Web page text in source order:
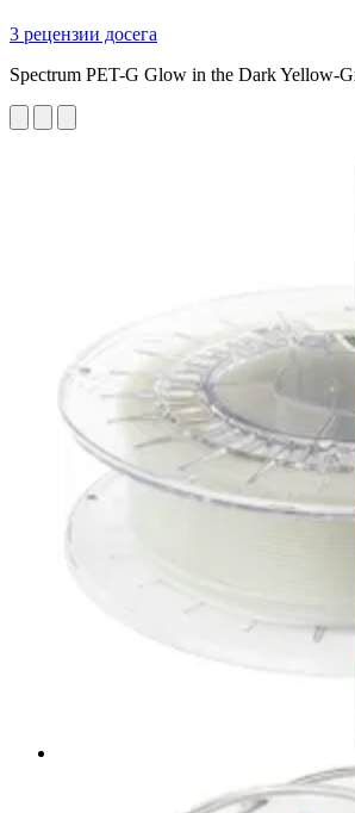
3 рецензии досега
Spectrum PET-G Glow in the Dark Yellow-